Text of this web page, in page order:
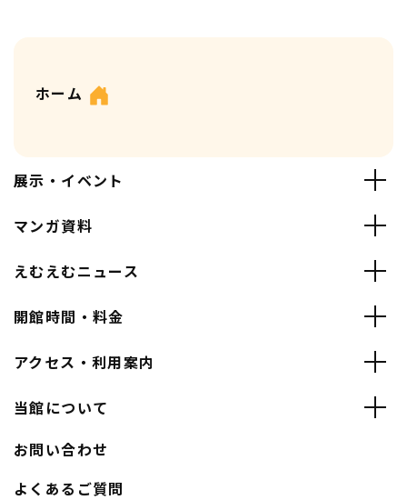
ホーム
展示・イベント
マンガ資料
えむえむニュース
開館時間・料金
アクセス・利用案内
当館について
お問い合わせ
よくあるご質問